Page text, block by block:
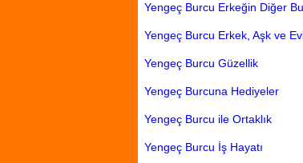
Yengeç Burcu Erkeğin Diğer
Yengeç Burcu Erkek, Aşk ve
Yengeç Burcu Güzellik
Yengeç Burcuna Hediyeler
Yengeç Burcu ile Ortaklık
Yengeç Burcu İş Hayatı